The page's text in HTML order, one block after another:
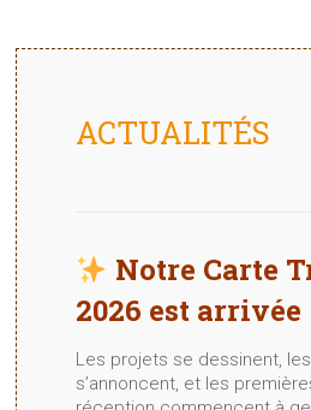
ACTUALITÉS
Notre Carte
2026 est arrivée
Les projets se dessinent,
s’annoncent, et les